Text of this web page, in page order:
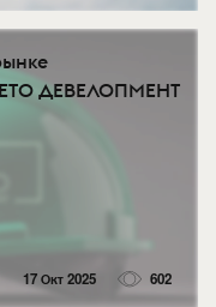
ДЕВЕЛОПМЕНТ
17 Окт 2025 602